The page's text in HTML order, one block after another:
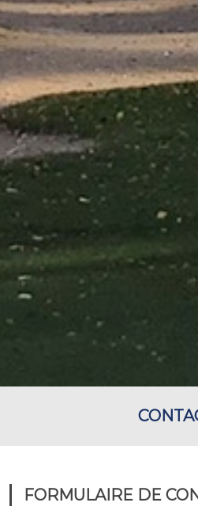
FORMULAIRE DE